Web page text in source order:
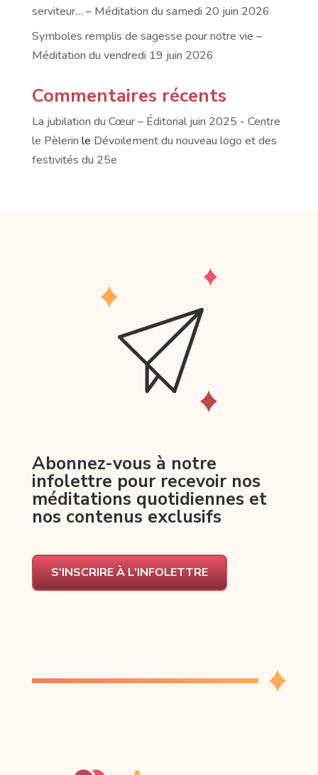
serviteur… – Méditation du samedi 20 juin 2026
Symboles remplis de sagesse pour notre vie –
Méditation du vendredi 19 juin 2026
Commentaires récents
La jubilation du Cœur – Éditorial juin 2025 - Centre
le Pèlerin le Dévoilement du nouveau logo et des
festivités du 25e
Abonnez-vous à notre
infolettre pour recevoir nos
méditations quotidiennes et
nos contenus exclusifs
S'INSCRIRE À L'INFOLETTRE